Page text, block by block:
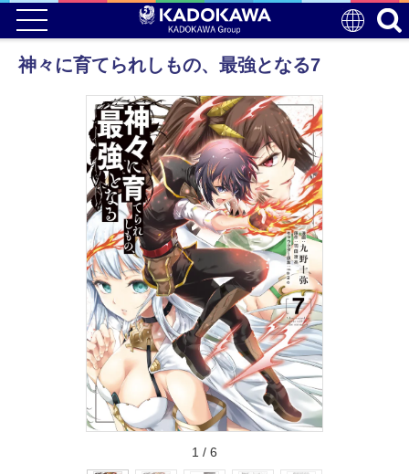
神々に育てられしもの、最強となる7
1 / 6